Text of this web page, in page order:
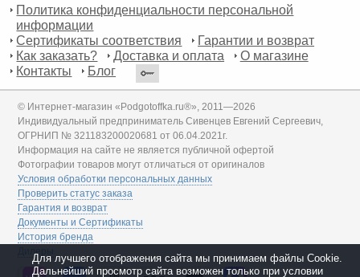
Политика конфиденциальности персональной
информации
Сертификаты соответствия
Гарантии и возврат
Как заказать?
Доставка и оплата
О магазине
Контакты
Блог
© Интернет-магазин «Podgotoffka.ru®», 2011—2026
Индивидуальный предприниматель Сивенцев Евгений Сергеевич,
ОГРНИП № 321183200020681 от 06.04.2021г.
Информация на сайте не является публичной офертой
Фотографии товаров могут отличаться от оригиналов
Условия обработки персональных данных
Проверить статус заказа
Гарантия и возврат
Документы и Сертификаты
История бренда
Дилеры
Для лучшего отображения сайта мы принимаем файлы Cookie.
Дальнейший просмотр сайта возможен только при условии